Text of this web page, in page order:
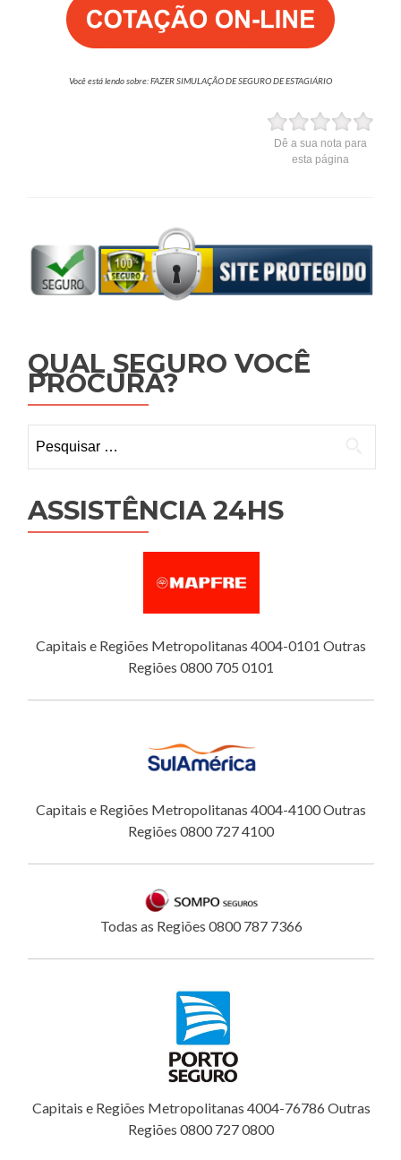
Você está lendo sobre: FAZER SIMULAÇÃO DE SEGURO DE ESTAGIÁRIO
Dê a sua nota para
esta página
QUAL SEGURO VOCÊ
PROCURA?
por:
ASSISTÊNCIA 24HS
Capitais e Regiões Metropolitanas 4004-0101 Outras
Regiões 0800 705 0101
Capitais e Regiões Metropolitanas 4004-4100 Outras
Regiões 0800 727 4100
Todas as Regiões 0800 787 7366
Capitais e Regiões Metropolitanas 4004-76786 Outras
Regiões 0800 727 0800